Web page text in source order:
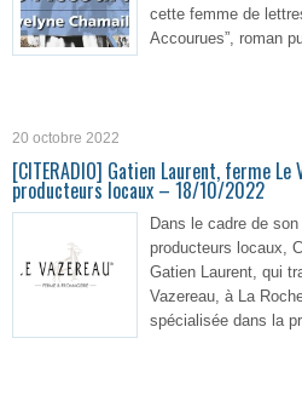
cette femme de
Accourues”, roman
20 octobre 2022
[CITERADIO] Gatien Laurent, ferme
producteurs locaux – 18/10/2022
Dans le cadre de
producteurs locaux,
Gatien Laurent, qui
Vazereau, à La
spécialisée dans la